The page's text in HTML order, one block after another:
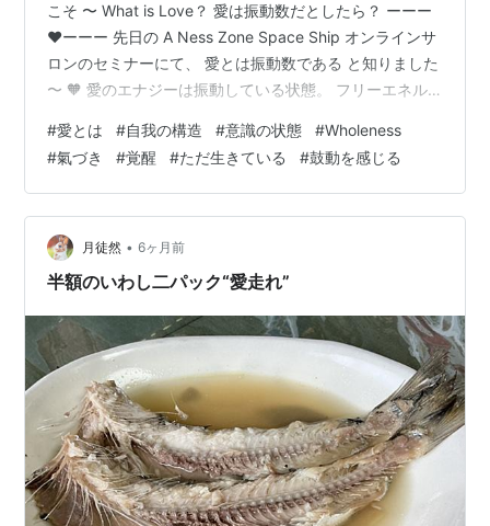
こそ 〜 What is Love？ 愛は振動数だとしたら？ ーーー
❤︎ーーー 先日の A Ness Zone Space Ship オンラインサ
ロンのセミナーにて、 愛とは振動数である と知りました
〜 🧡 愛のエナジーは振動している状態。 フリーエネル
ー。 生命力、再生力、振動数。 全ての体験を言語ではな
く、 ただ『感じる』。 感じるエネルギーで留めておくと
振動は拡張してゆく。 Comfort time, comfort feeling を
『所有』し…
#愛とは #自我の構造 #意識の状態 #Wholeness
#氣づき #覚醒 #ただ生きている #鼓動を感じる
月徒然 • 6ヶ月前
半額のいわし二パック“愛走れ”